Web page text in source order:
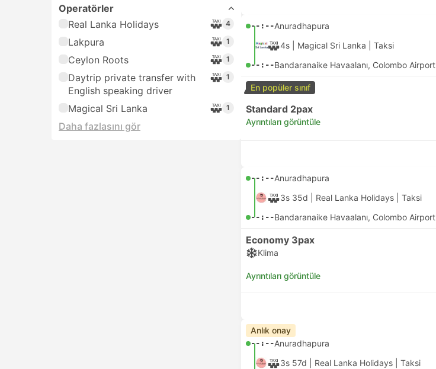
Operatörler
Real Lanka Holidays
4
Lakpura 1
Ceylon Roots 1
Daytrip private transfer with
English speaking driver
1
Magical Sri Lanka 1
Daha fazlasını gör
--:--Anuradhapura
4s | Magical Sri Lanka Taksi
--:--Bandaranaike Havaalanı, Colombo Airport
En popüler sınıf
Standard 2pax
Ayrıntıları görüntüle
--:--Anuradhapura
3s 35d | Real Lanka Holidays Taksi
--:--Bandaranaike Havaalanı, Colombo Airport
Economy 3pax
Klima
Ayrıntıları görüntüle
Anlık onay
--:--Anuradhapura
3s 57d | Real Lanka Holidays Taksi